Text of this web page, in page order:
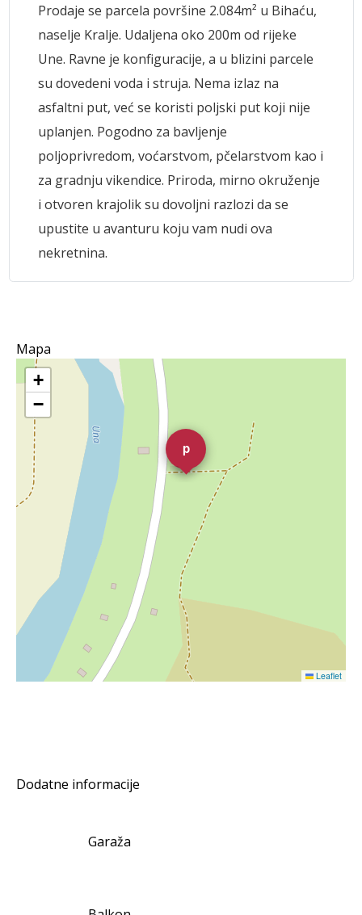
Prodaje se parcela površine 2.084m² u Bihaću,
naselje Kralje. Udaljena oko 200m od rijeke
Une. Ravne je konfiguracije, a u blizini parcele
su dovedeni voda i struja. Nema izlaz na
asfaltni put, već se koristi poljski put koji nije
uplanjen. Pogodno za bavljenje
poljoprivredom, voćarstvom, pčelarstvom kao i
za gradnju vikendice. Priroda, mirno okruženje
i otvoren krajolik su dovoljni razlozi da se
upustite u avanturu koju vam nudi ova
nekretnina.
Mapa
p
+
−
Leaflet
Dodatne informacije
Garaža